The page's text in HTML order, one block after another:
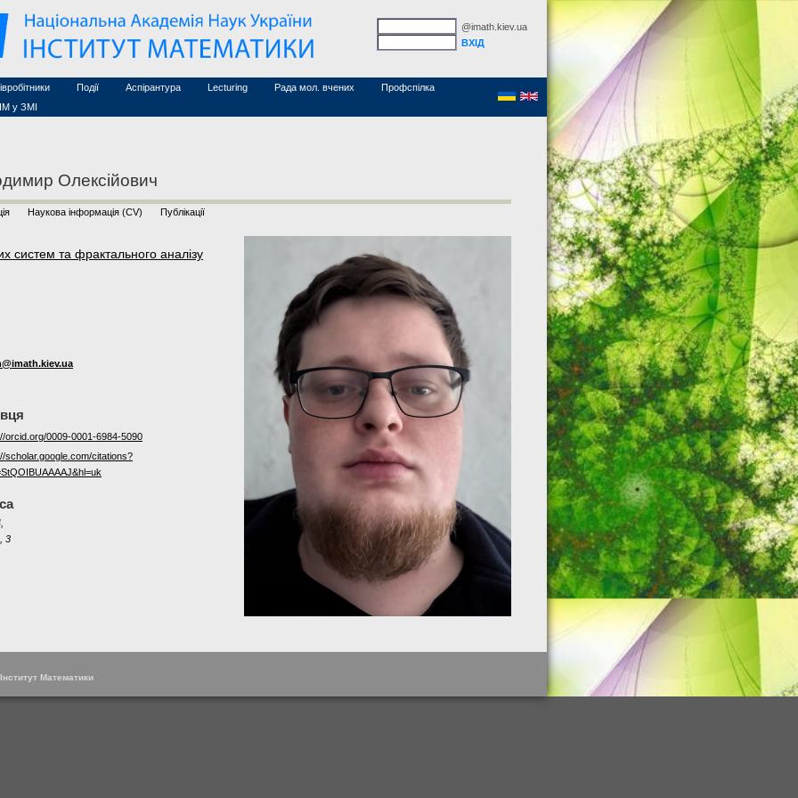
@imath.kiev.ua
дослідники
персонал
Події
Конференції (архів)
Курси з математики
Аспірантура Lecturing Рада мол. вчених
Профспілка
ІМ у ЗМІ
Олексійович
Наукова інформація (CV) Публікації
систем та фрактального аналізу
orcid.org/0009-0001-6984-5090
scholar.google.com/citations?
3
Математики